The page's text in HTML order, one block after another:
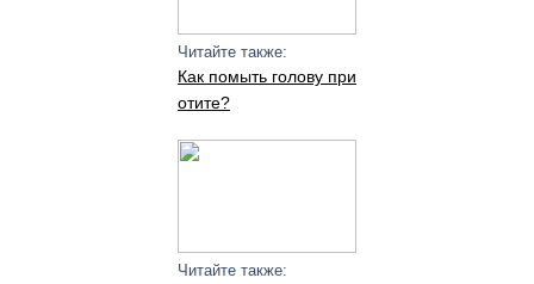
Читайте также:
Как помыть голову при
отите?
Читайте также: